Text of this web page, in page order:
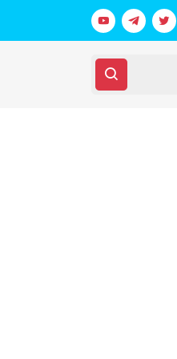
ذا ناشيونال: توسع حضور الحوثيين في